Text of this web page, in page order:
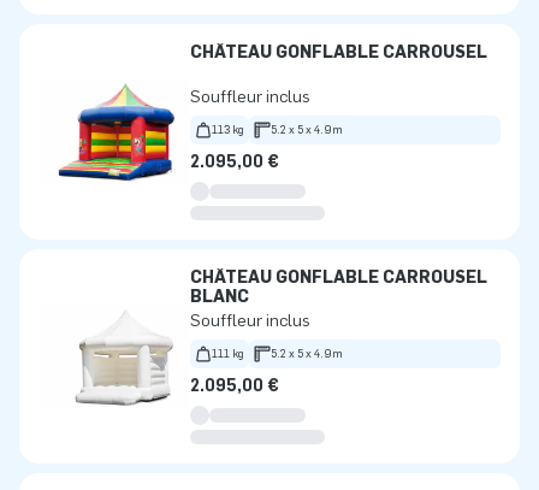
CHÂTEAU GONFLABLE CARROUSEL
Souffleur inclus
113 kg 5.2 x 5 x 4.9m
2.095,00 €
CHÂTEAU GONFLABLE CARROUSEL
BLANC
Souffleur inclus
111 kg 5.2 x 5 x 4.9m
2.095,00 €